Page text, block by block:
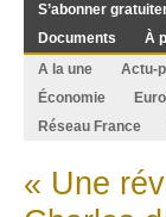
S’abonner
Documents
À
A la une
Actu-
Économie
Réseau France
« Une